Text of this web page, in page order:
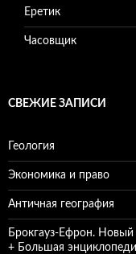
Еретик
Часовщик
СВЕЖИЕ ЗАПИСИ
Геология
Экономика и право
Античная география
Брокгауз-Ефрон. Новый
+ Большая